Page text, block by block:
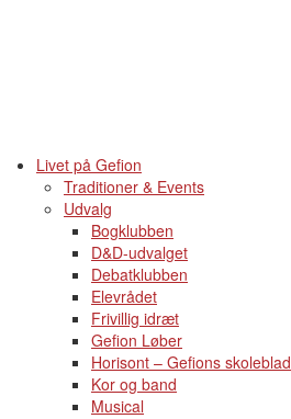
Livet på Gefion
Traditioner & Events
Udvalg
Bogklubben
D&D-udvalget
Debatklubben
Elevrådet
Frivillig idræt
Gefion Løber
Horisont – Gefions skoleblad
Kor og band
Musical